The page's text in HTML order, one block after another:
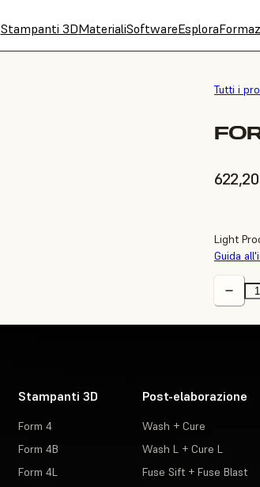
Stampanti 3DMaterialiSoftwareEsplora
Tutti i
Light
Guida
Stampanti 3D
Form 4
Form 4B
Form 4L
Post-elaborazione
Wash + Cure
Wash L + Cure L
Fuse Sift + Fuse Blast